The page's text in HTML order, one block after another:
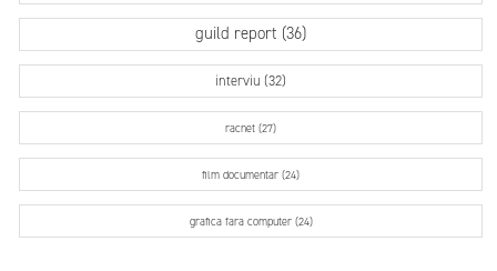
guild report (36)
interviu (32)
racnet (27)
film documentar (24)
grafica fara computer (24)